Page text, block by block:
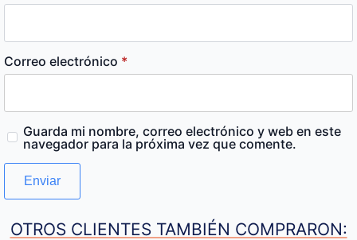
Correo electrónico *
Guarda mi nombre, correo electrónico y web en este
navegador para la próxima vez que comente.
OTROS CLIENTES TAMBIÉN COMPRARON: